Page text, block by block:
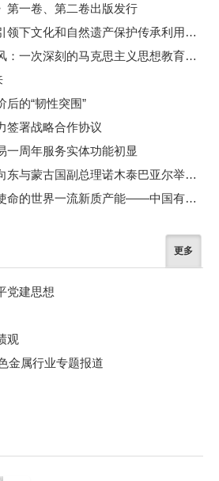
第一卷、第二卷出版发行
在习近平文化思想引领下文化和自然遗产保护传承利用工作开创新局面
伟大征程丨延安整风：一次深刻的马克思主义思想教育运动
后的“韧性突围”
签署战略合作协议
一周年服务实体功能初显
中铝集团董事长段向东与蒙古国副总理诺木泰巴亚尔举行会谈
锻造无愧时代无愧使命的世界一流新质产能——中国有色金属工业的战略应对与破局之道（二）
更多
党建思想
观
金属行业专题报道